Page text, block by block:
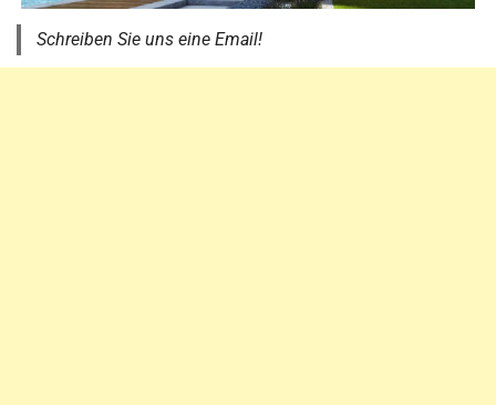
Schreiben Sie uns eine Email!